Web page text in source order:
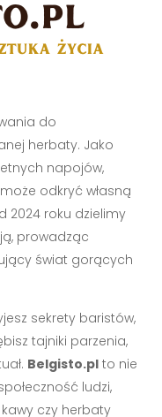
do
herbaty. Jako
napojów,
odkryć własną
2024 roku dzielimy
prowadząc
świat gorących
sekrety baristów,
tajniki parzenia,
Belgisto.pl to nie
ludzi,
czy herbaty